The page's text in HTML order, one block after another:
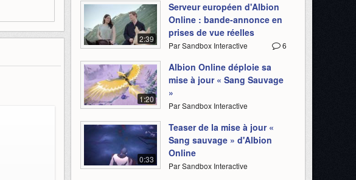
2:39
Serveur européen d'Albion
Online : bande-annonce en
prises de vue réelles
6
Par Sandbox Interactive
1:20
Albion Online déploie sa
mise à jour « Sang Sauvage
»
Par Sandbox Interactive
0:33
Teaser de la mise à jour «
Sang sauvage » d'Albion
Online
Par Sandbox Interactive